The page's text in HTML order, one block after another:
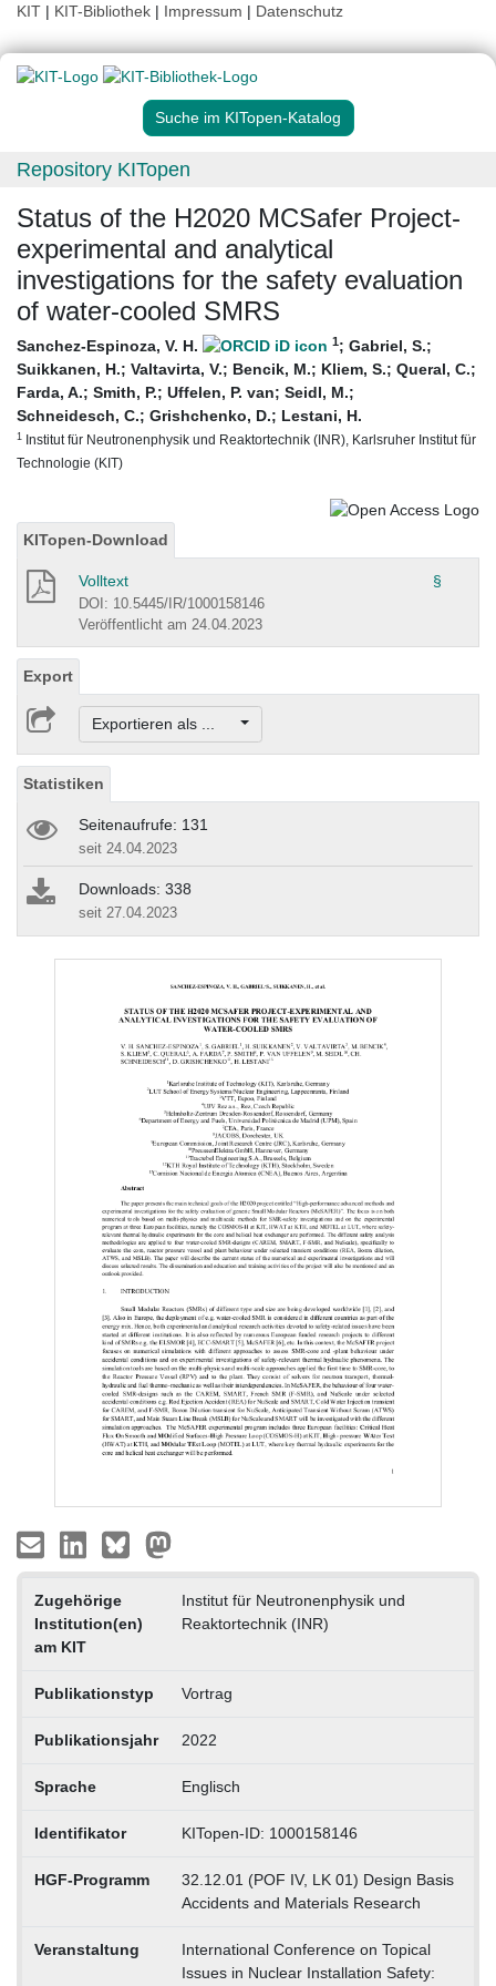
KIT | KIT-Bibliothek | Impressum | Datenschutz
Suche im KITopen-Katalog
Repository KITopen
Status of the H2020 MCSafer Project-
experimental and analytical
investigations for the safety evaluation
of water-cooled SMRS
Sanchez-Espinoza, V. H. 1; Gabriel, S.;
Suikkanen, H.; Valtavirta, V.; Bencik, M.; Kliem, S.; Queral, C.;
Farda, A.; Smith, P.; Uffelen, P. van; Seidl, M.;
Schneidesch, C.; Grishchenko, D.; Lestani, H.
1 Institut für Neutronenphysik und Reaktortechnik (INR), Karlsruher Institut für
Technologie (KIT)
KITopen-Download
Volltext §
DOI: 10.5445/IR/1000158146
Veröffentlicht am 24.04.2023
Export
Exportieren als ...
Statistiken
Seitenaufrufe: 131
seit 24.04.2023
Downloads: 338
seit 27.04.2023
Zugehörige
Institution(en)
am KIT
Institut für Neutronenphysik und
Reaktortechnik (INR)
Publikationstyp Vortrag
Publikationsjahr 2022
Sprache Englisch
Identifikator KITopen-ID: 1000158146
HGF-Programm
32.12.01 (POF IV, LK 01) Design Basis
Accidents and Materials Research
Veranstaltung
International Conference on Topical
Issues in Nuclear Installation Safety: